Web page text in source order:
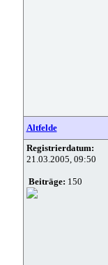
Altfelde
Registrierdatum:
21.03.2005, 09:50
Beiträge: 150